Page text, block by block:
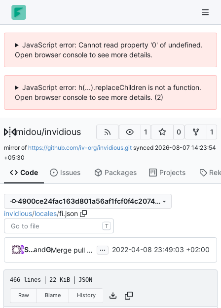
JavaScript error: Cannot read property '0' of undefined.
Open browser console to see more details.
JavaScript error: h(...).replaceChildren is not a function.
Open browser console to see more details. (2)
midou/invidious 1 0 1
mirror of https://github.com/iv-org/invidious.git synced 2026-08-07 14:23:54
+05:30
Code Issues Packages Projects
4900ce24fac163d801a56af1fcf0f4c207448adf
invidious/locales/fi.json
T
Samantaz Foxand GitHub Merge pull request #2956from SamantazFox/
... 2022-04-08 23:49:03 +02:00
466 lines 22 KiB JSON
Raw Blame History